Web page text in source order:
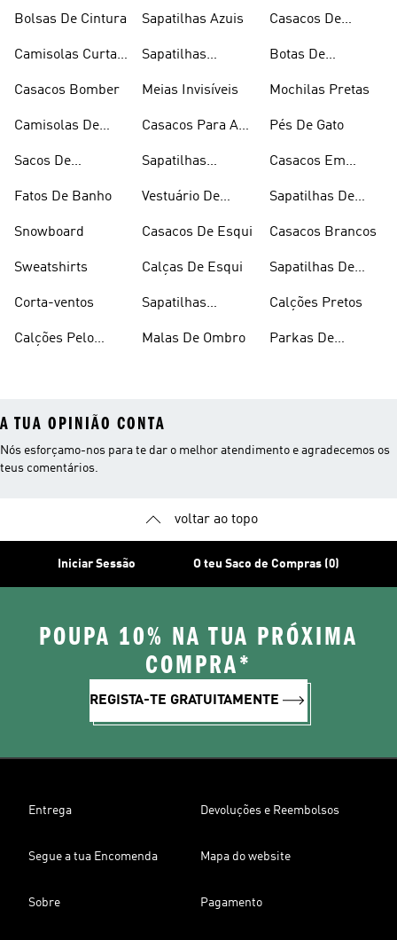
Bolsas De Cintura
Camisolas Curtas
Casacos Bomber
Camisolas De
Sacos De
Fatos De Banho
Snowboard
Sweatshirts
Corta-ventos
Calções Pelo
Sapatilhas Azuis
Sapatilhas
Meias Invisíveis
Casacos Para A
Sapatilhas
Vestuário De
Casacos De Esqui
Calças De Esqui
Sapatilhas
Malas De Ombro
Casacos De
Botas De
Mochilas Pretas
Pés De Gato
Casacos Em
Sapatilhas De
Casacos Brancos
Sapatilhas De
Calções Pretos
Parkas De
A TUA OPINIÃO CONTA
Nós esforçamo-nos para te dar o melhor atendimento e agradecemos os
teus comentários.
voltar ao topo
Iniciar Sessão O teu Saco de Compras (0)
POUPA 10% NA TUA PRÓXIMA
COMPRA*
REGISTA-TE GRATUITAMENTE
Entrega Devoluções e Reembolsos
Segue a tua Encomenda Mapa do website
Sobre Pagamento